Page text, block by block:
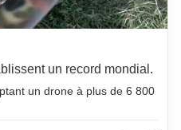
un record mondial.
un drone à plus de 6 800